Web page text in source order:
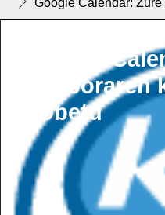
Google Calendar:
Google
denboraren
hobetu